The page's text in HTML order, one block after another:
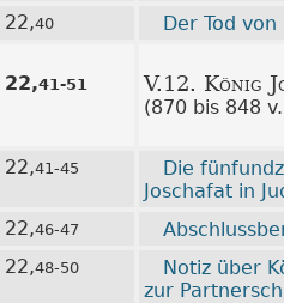
22,40 Der Tod
22,41-51 V.12. König
(870 bis 848
22,41-45
Die
Joschafat in
22,46-47
22,48-50
Notiz über
zur